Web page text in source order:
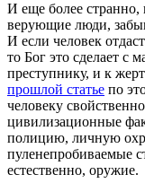
И еще более странно,
верующие люди,
И если человек
то Бог это сделает с
преступнику, и к
прошлой статье по
человеку
цивилизационные
полицию, личную
пуленепробиваемые
естественно, оружие.